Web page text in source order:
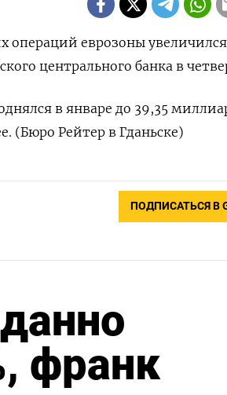
операций еврозоны
центрального банка в
в январе до 39,35
(Бюро Рейтер в Гданьске)
ПОДПИСАТЬСЯ В
франк